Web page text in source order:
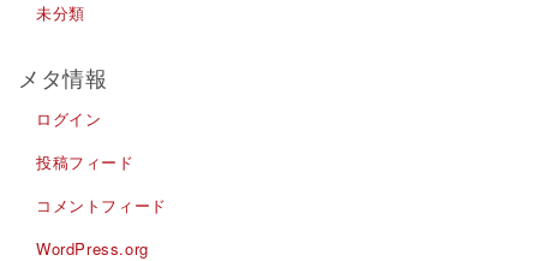
未分類
メタ情報
ログイン
投稿フィード
コメントフィード
WordPress.org